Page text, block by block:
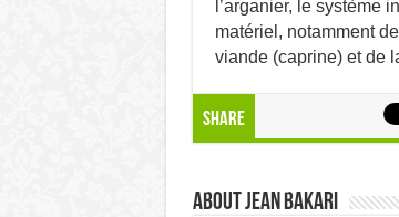
l’arganier, le système
matériel, notamment
viande (caprine) et de
Share
About Jean Bakari